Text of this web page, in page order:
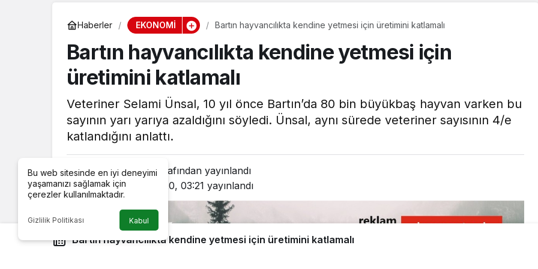
Haberler EKONOMİ Bartın hayvancılıkta kendine yetmesi için üretimini katlamalı
Bartın hayvancılıkta kendine yetmesi için
üretimini katlamalı
Veteriner Selami Ünsal, 10 yıl önce Bartın’da 80 bin büyükbaş hayvan varken bu
sayının yarı yarıya azaldığını söyledi. Ünsal, aynı sürede veteriner sayısının 4/e
katlandığını anlattı.
Bartın Startarafından yayınlandı
2 Temmuz 2020, 03:21 yayınlandı
Bartın hayvancılıkta kendine yetmesi için üretimini katlamalı
Bu web sitesinde en iyi deneyimi
yaşamanızı sağlamak için
çerezler kullanılmaktadır.
Gizlilik Politikası Kabul